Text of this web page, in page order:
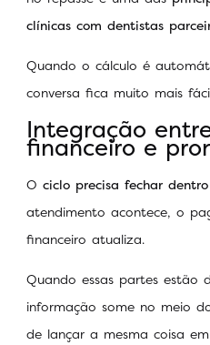
clínicas com dentistas
Quando o cálculo é
conversa fica muito mais
Integração
financeiro e
O ciclo precisa fechar
atendimento acontece, o
financeiro atualiza.
Quando essas partes estão
informação some no meio
de lançar a mesma coisa